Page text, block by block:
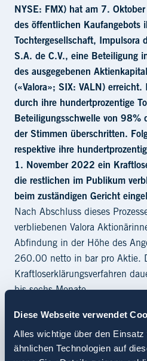
Diese Webseite verwendet
Alles wichtige über den
ähnlichen Technologien auf
NYSE: FMX) hat am 7.
des öffentlichen Kaufangebots
Tochtergesellschaft, Impulsora
S.A. de C.V., eine Beteiligung
des ausgegebenen
(«Valora»; SIX: VALN) erreicht.
durch ihre hundertprozentige
Beteiligungsschwelle von 98%
der Stimmen überschritten.
respektive ihre
1. November 2022 ein
die restlichen im Publikum
beim zuständigen Gericht
Nach Abschluss dieses
verbliebenen Valora
Abfindung in der Höhe des
260.00 netto in bar pro Aktie.
Kraftloserklärungsverfahren
bis sechs Monate.
Valora wird nun ihrerseits, wie
26. Juli 2022 von FEMSA
Swiss Exchange AG die